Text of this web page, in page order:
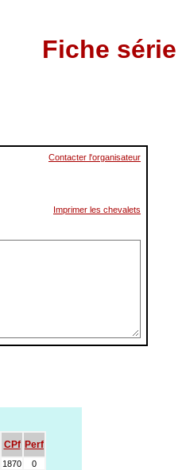
Fiche série
Contacter l'organisateur
Imprimer les chevalets
CPf Perf
1870
0